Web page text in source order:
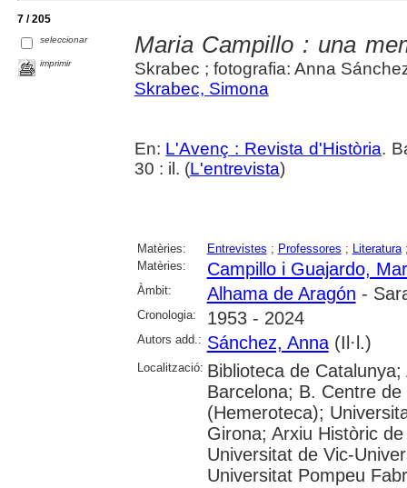
7 / 205
seleccionar
imprimir
Maria Campillo : una
Skrabec ; fotografia: Anna
Skrabec, Simona
En: L'Avenç : Revista d'Història.
30 : il. (L'entrevista)
Matèries: Entrevistes ; Professores ; Literatura
Matèries:
Campillo i Guajardo,
Àmbit: Alhama de Aragón -
Cronologia: 1953 - 2024
Autors add.: Sánchez, Anna(Il·l.)
Localització: Biblioteca de
Barcelona; B. Centre
(Hemeroteca);
Girona; Arxiu Històric
Universitat de Vic-
Universitat Pompeu